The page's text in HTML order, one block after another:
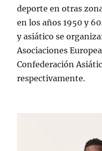
deporte en otras
en los años 1950 y
y asiático se
Asociaciones
Confederación
respectivamente.